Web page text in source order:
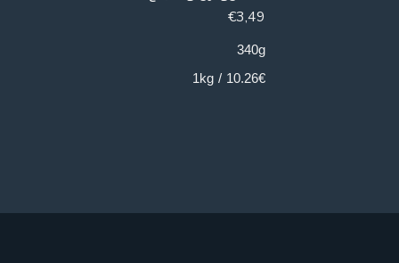
€3,49
340g
10.26€ / 1kg